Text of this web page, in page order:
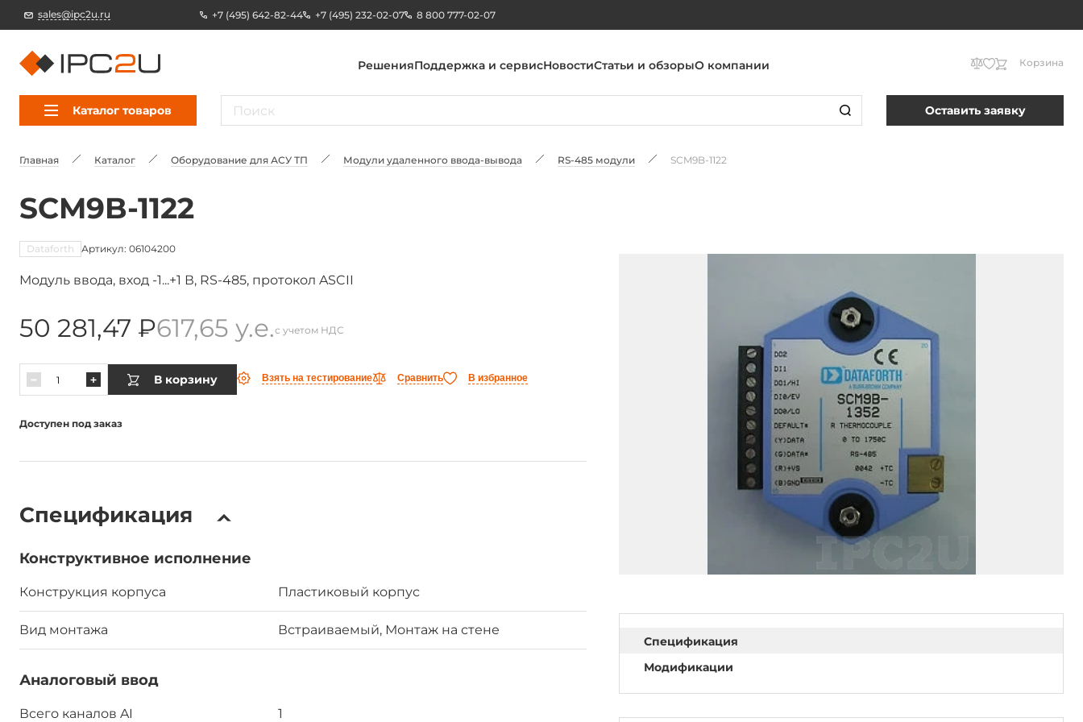
sales@ipc2u.ru +7 (495) 642-82-44 +7 (495) 232-02-07 8 800 777-02-07
РешенияПоддержка и сервисНовостиСтатьи и обзорыО компании Корзина
Каталог товаров Оставить заявку
Главная Каталог Оборудование для АСУ ТП Модули удаленного ввода-вывода RS-485 модули SCM9B-1122
SCM9B-1122
Dataforth Артикул: 06104200
Модуль ввода, вход -1...+1 В, RS-485, протокол ASCII
50 281,47 ₽617,65 у.е.с учетом НДС
В корзину Взять на тестирование Сравнить В избранное
Доступен под заказ
Спецификация
Конструктивное исполнение
Конструкция корпуса Пластиковый корпус
Вид монтажа Встраиваемый, Монтаж на стене
Аналоговый ввод
Всего каналов AI 1
Спецификация
Модификации